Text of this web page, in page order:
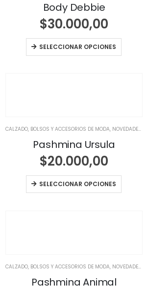
Body Debbie
$30.000,00
SELECCIONAR OPCIONES
NOVEDADES
CALZADO, BOLSOS Y ACCESORIOS DE MODA, NOVEDADES
Pashmina Ursula
$20.000,00
SELECCIONAR OPCIONES
NOVEDADES
CALZADO, BOLSOS Y ACCESORIOS DE MODA, NOVEDADES
Pashmina Animal